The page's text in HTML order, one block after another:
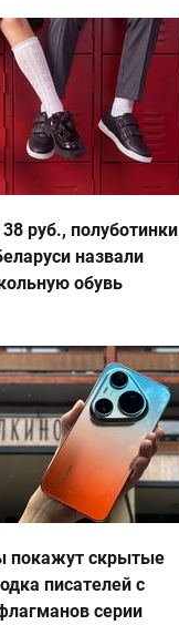
руб., полуботинки
назвали
обувь
покажут скрытые
писателей с
серии